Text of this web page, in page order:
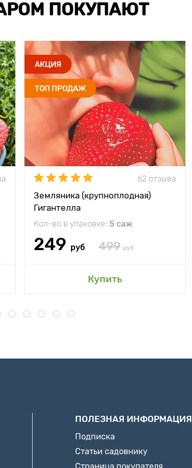
ПОКУПАЮТ
АКЦИЯ
ТОП ПРОДАЖ
62 отзыва
Земляника (крупноплодная)
Гигантелла
Кол-во в упаковке: 5 саж
249 руб 499 руб
Купить
ПОЛЕЗНАЯ ИНФОРМАЦИЯ
Подписка
Статьи садовнику